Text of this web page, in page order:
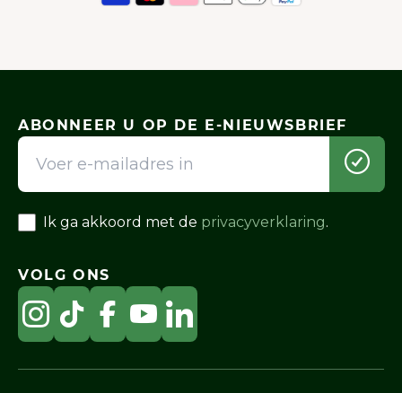
ABONNEER U OP DE E-NIEUWSBRIEF
Ik ga akkoord met de privacyverklaring.
VOLG ONS